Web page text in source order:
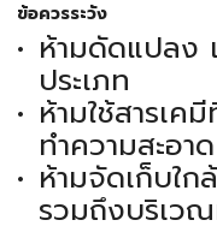
ข้อควรระวัง
ห้ามดัดแปลง
ประเภท
ห้ามใช้สารเค
ทำความสะอาด
ห้ามจัดเก็บใก
รวมถึงบริเว